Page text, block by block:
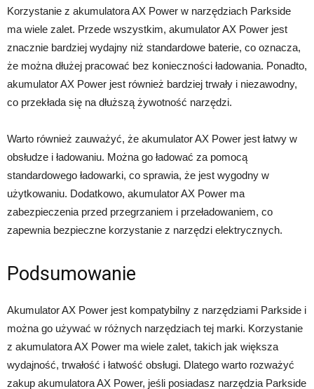
Korzystanie z akumulatora AX Power w narzędziach Parkside
ma wiele zalet. Przede wszystkim, akumulator AX Power jest
znacznie bardziej wydajny niż standardowe baterie, co oznacza,
że można dłużej pracować bez konieczności ładowania. Ponadto,
akumulator AX Power jest również bardziej trwały i niezawodny,
co przekłada się na dłuższą żywotność narzędzi.
Warto również zauważyć, że akumulator AX Power jest łatwy w
obsłudze i ładowaniu. Można go ładować za pomocą
standardowego ładowarki, co sprawia, że jest wygodny w
użytkowaniu. Dodatkowo, akumulator AX Power ma
zabezpieczenia przed przegrzaniem i przeładowaniem, co
zapewnia bezpieczne korzystanie z narzędzi elektrycznych.
Podsumowanie
Akumulator AX Power jest kompatybilny z narzędziami Parkside i
można go używać w różnych narzędziach tej marki. Korzystanie
z akumulatora AX Power ma wiele zalet, takich jak większa
wydajność, trwałość i łatwość obsługi. Dlatego warto rozważyć
zakup akumulatora AX Power, jeśli posiadasz narzędzia Parkside